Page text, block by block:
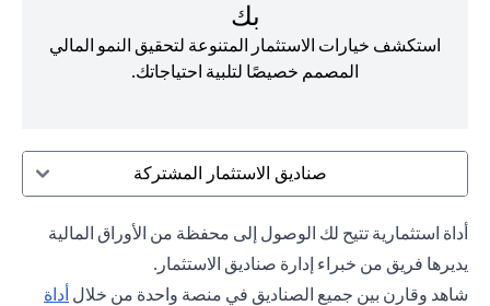
بك
استكشف خيارات الاستثمار المتنوعة لتحقيق النمو المالي
المصمم خصيصًا لتلبية احتياجاتك.
صناديق الاستثمار المشتركة
أداة استثمارية تتيح لك الوصول إلى محفظة من الأوراق المالية
يديرها فريق من خبراء إدارة صناديق الاستثمار.
شاهد وقارن بين جميع الصناديق في منصة واحدة من خلال أداة